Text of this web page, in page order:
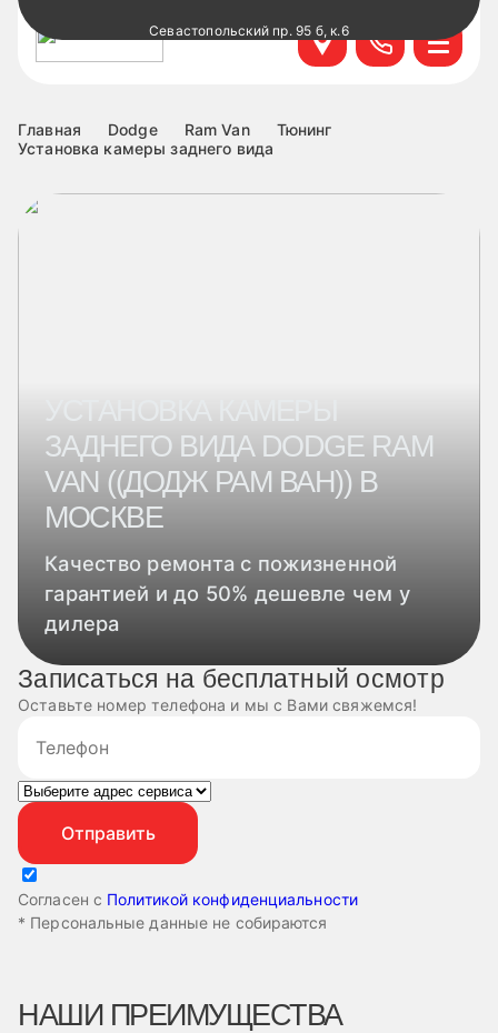
Севастопольский пр. 95 б, к.6
+7 499 495-45-76
+7 499 460-63-34
+7 499 460-69-76
Главная Dodge Ram Van
Тюнинг
Установка камеры заднего вида
ЗАДНЕГО ВИДА DODGE RAM
VAN ((ДОДЖ РАМ ВАН)) В
МОСКВЕ
Качество ремонта с пожизненной
гарантией и до 50% дешевле чем у
дилера
Записаться на бесплатный осмотр
Оставьте номер телефона и мы с Вами свяжемся!
Согласен с Политикой конфиденциальности
* Персональные данные не собираются
НАШИ ПРЕИМУЩЕСТВА